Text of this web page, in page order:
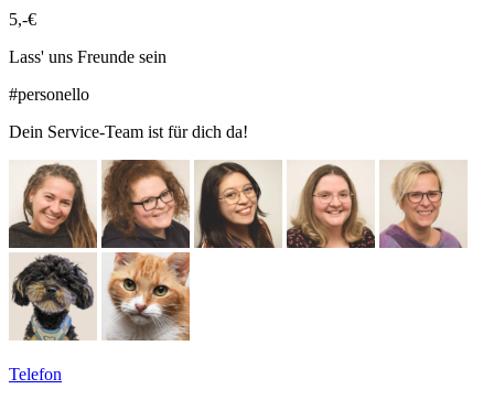
5,-€
Lass' uns Freunde sein
#personello
Dein Service-Team ist für dich da!
Telefon